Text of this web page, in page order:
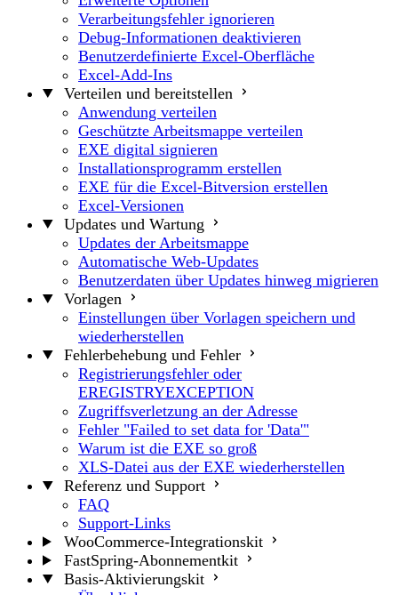
Verarbeitungsfehler ignorieren
Debug-Informationen deaktivieren
Benutzerdefinierte Excel-Oberfläche
Excel-Add-Ins
Verteilen und bereitstellen
Anwendung verteilen
Geschützte Arbeitsmappe verteilen
EXE digital signieren
Installationsprogramm erstellen
EXE für die Excel-Bitversion erstellen
Excel-Versionen
Updates und Wartung
Updates der Arbeitsmappe
Automatische Web-Updates
Benutzerdaten über Updates hinweg migrieren
Vorlagen
Einstellungen über Vorlagen speichern und
wiederherstellen
Fehlerbehebung und Fehler
Registrierungsfehler oder
EREGISTRYEXCEPTION
Zugriffsverletzung an der Adresse
Fehler "Failed to set data for 'Data'"
Warum ist die EXE so groß
XLS-Datei aus der EXE wiederherstellen
Referenz und Support
FAQ
Support-Links
WooCommerce-Integrationskit
FastSpring-Abonnementkit
Basis-Aktivierungskit